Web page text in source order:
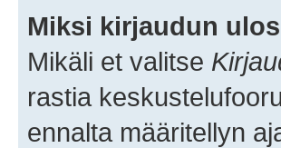
Miksi kirjaudun
Mikäli et valitse
rastia
ennalta määritellyn